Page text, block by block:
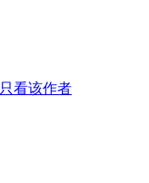
只看该作者